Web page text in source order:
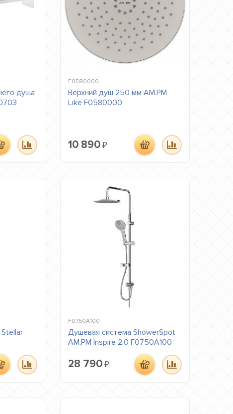
душа
F0580000
Верхний душ 250 мм AM.PM
Like F0580000
10 890 ₽
F0750A100
Душевая система ShowerSpot
AM.PM Inspire 2.0 F0750A100
28 790 ₽